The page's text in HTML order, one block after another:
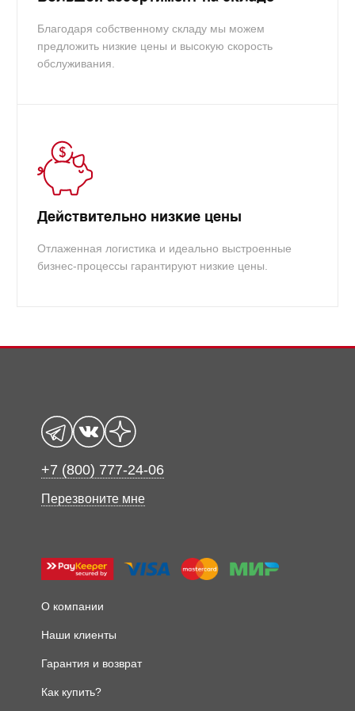
Благодаря собственному складу мы можем
предложить низкие цены и высокую скорость
обслуживания.
Действительно низкие цены
Отлаженная логистика и идеально выстроенные
бизнес-процессы гарантируют низкие цены.
+7 (800) 777-24-06
Перезвоните мне
О компании
Наши клиенты
Гарантия и возврат
Как купить?